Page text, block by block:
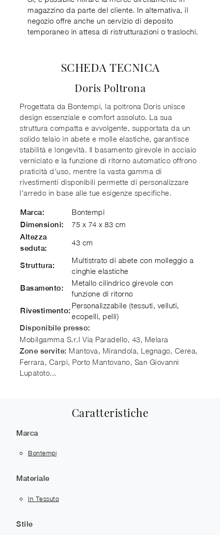
magazzino da parte del cliente. In alternativa, il
negozio offre anche un servizio di deposito
temporaneo in attesa di ristrutturazioni o traslochi.
SCHEDA TECNICA
Doris Poltrona
Progettata da Bontempi, la poltrona Doris unisce
design essenziale e comfort assoluto. La sua
struttura compatta e avvolgente, supportata da un
solido telaio in abete e molle elastiche, garantisce
stabilità e longevità. Il basamento girevole in acciaio
verniciato e la funzione di ritorno automatico offrono
praticità d'uso, mentre la vasta gamma di
rivestimenti disponibili permette di personalizzare
l'arredo in base alle tue esigenze specifiche.
Marca: Bontempi
Dimensioni: 75 x 74 x 83 cm
Altezza
seduta:
43 cm
Struttura:
Multistrato di abete con molleggio a
cinghie elastiche
Basamento:
Metallo cilindrico girevole con
funzione di ritorno
Rivestimento:
Personalizzabile (tessuti, velluti,
ecopelli, pelli)
Disponibile presso:
Mobilgamma S.r.l Via Paradello, 43, Melara
Zone servite: Mantova, Mirandola, Legnago, Cerea,
Ferrara, Carpi, Porto Mantovano, San Giovanni
Lupatoto...
Caratteristiche
Marca
Bontempi
Materiale
In Tessuto
Stile